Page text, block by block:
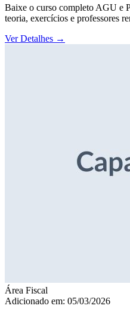
Baixe o curso completo AGU e
teoria, exercícios e professores
Ver Detalhes →
Área Fiscal
Adicionado em: 05/03/2026